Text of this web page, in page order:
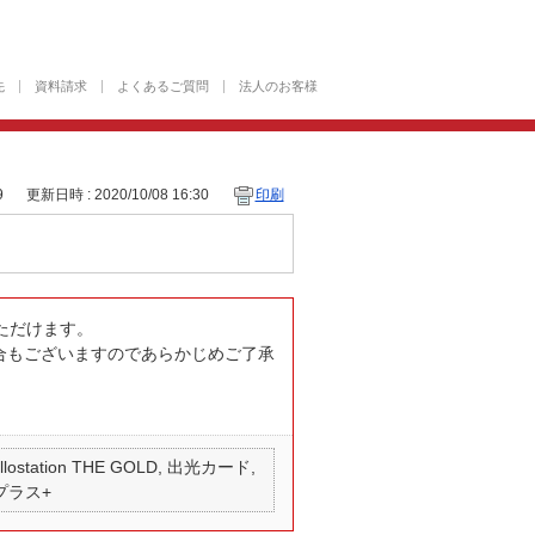
資料請求 よくあるご質問 法人のお客様
更新日時 : 2020/10/08 16:30 印刷
けます。
ございますのであらかじめご了承
THE GOLD, 出光カード,
ラス+